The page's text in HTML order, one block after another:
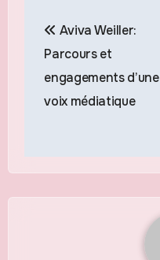
de
l’article
Aviva Weiller:
Parcours et
engagements d’une
voix médiatique